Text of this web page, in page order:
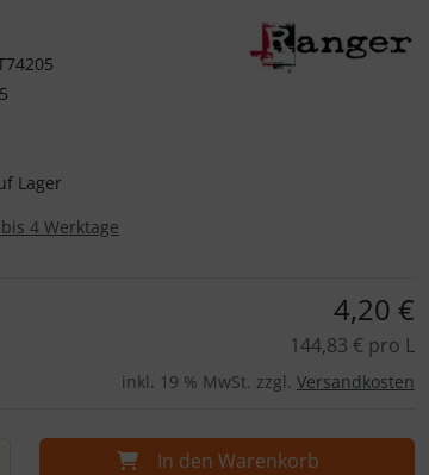
Lager
4 Werktage
4,20 €
144,83 € pro L
inkl. 19 % MwSt. zzgl. Versandkosten
In den Warenkorb